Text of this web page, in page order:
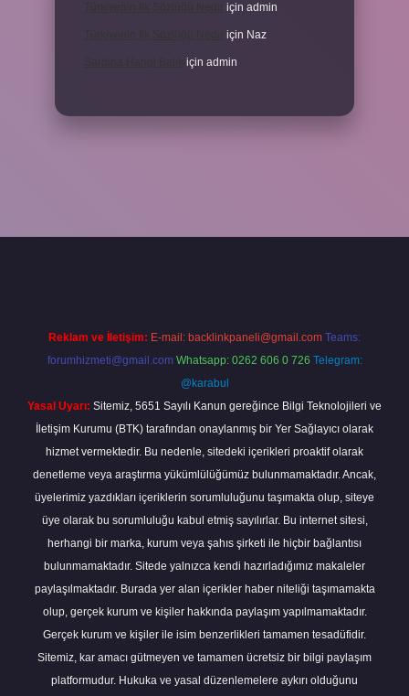
için admin
için Naz
için admin
Reklam ve İletişim: E-mail: backlinkpaneli@gmail.com Teams:
forumhizmeti@gmail.com Whatsapp: 0262 606 0 726 Telegram:
@karabul
Yasal Uyarı: Sitemiz, 5651 Sayılı Kanun gereğince Bilgi Teknolojileri ve
İletişim Kurumu (BTK) tarafından onaylanmış bir Yer Sağlayıcı olarak
hizmet vermektedir. Bu nedenle, sitedeki içerikleri proaktif olarak
denetleme veya araştırma yükümlülüğümüz bulunmamaktadır. Ancak,
üyelerimiz yazdıkları içeriklerin sorumluluğunu taşımakta olup, siteye
üye olarak bu sorumluluğu kabul etmiş sayılırlar. Bu internet sitesi,
herhangi bir marka, kurum veya şahıs şirketi ile hiçbir bağlantısı
bulunmamaktadır. Sitede yalnızca kendi hazırladığımız makaleler
paylaşılmaktadır. Burada yer alan içerikler haber niteliği taşımamakta
olup, gerçek kurum ve kişiler hakkında paylaşım yapılmamaktadır.
Gerçek kurum ve kişiler ile isim benzerlikleri tamamen tesadüfidir.
Sitemiz, kar amacı gütmeyen ve tamamen ücretsiz bir bilgi paylaşım
platformudur. Hukuka ve yasal düzenlemelere aykırı olduğunu